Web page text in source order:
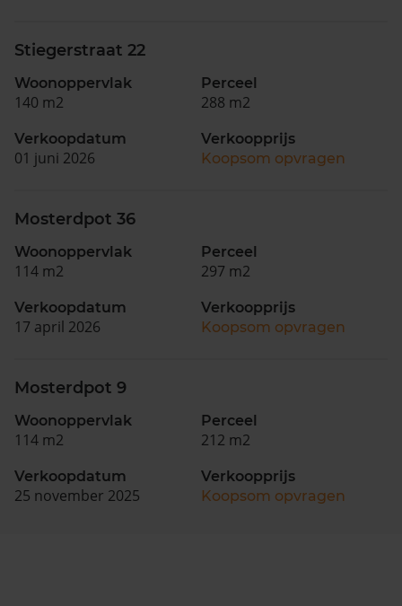
Stiegerstraat 22
Woonoppervlak
140 m2
Perceel
288 m2
Verkoopdatum
01 juni 2026
Verkoopprijs
Koopsom opvragen
Mosterdpot 36
Woonoppervlak
114 m2
Perceel
297 m2
Verkoopdatum
17 april 2026
Verkoopprijs
Koopsom opvragen
Mosterdpot 9
Woonoppervlak
114 m2
Perceel
212 m2
Verkoopdatum
25 november 2025
Verkoopprijs
Koopsom opvragen